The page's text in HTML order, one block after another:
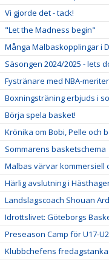
Vi gjorde det - tack!
"Let the Madness begin"
Många Malbaskopplingar i
Säsongen 2024/2025 - lets
Fystränare med NBA-
Boxningsträning erbjuds i
Börja spela basket!
Krönika om Bobi, Pelle och
Sommarens basketschema
Malbas värvar kommersiell
Härlig avslutning i
Landslagscoach Shouan
Idrottslivet: Göteborgs
Preseason Camp för U17-
Klubbchefens